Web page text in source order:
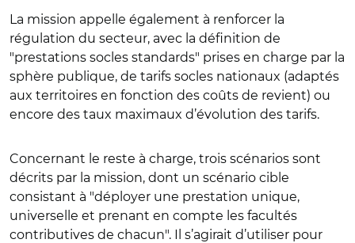
La mission appelle également à renforcer la
régulation du secteur, avec la définition de
"prestations socles standards" prises en charge par la
sphère publique, de tarifs socles nationaux (adaptés
aux territoires en fonction des coûts de revient) ou
encore des taux maximaux d’évolution des tarifs.
Concernant le reste à charge, trois scénarios sont
décrits par la mission, dont un scénario cible
consistant à "déployer une prestation unique,
universelle et prenant en compte les facultés
contributives de chacun". Il s’agirait d’utiliser pour